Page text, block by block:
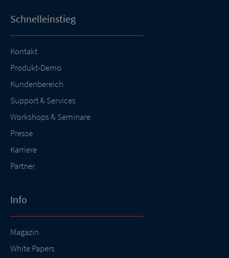
Schnelleinstieg
Kontakt
Produkt-Demo
Kundenbereich
Support & Services
Workshops & Seminare
Presse
Karriere
Partner
Info
Magazin
White Papers